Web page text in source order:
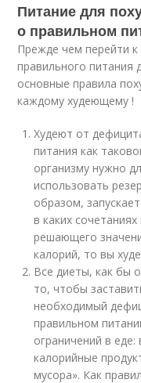
Питание для
о правильном
Прежде чем перейти
правильного питания
основные правила
каждому худеющему !
Худеют от
питания как
организму нужно
использовать
образом,
в каких
решающего
калорий, то вы
Все диеты, как бы
то, чтобы
необходимый
правильном
ограничений в
калорийные
мусора». Как